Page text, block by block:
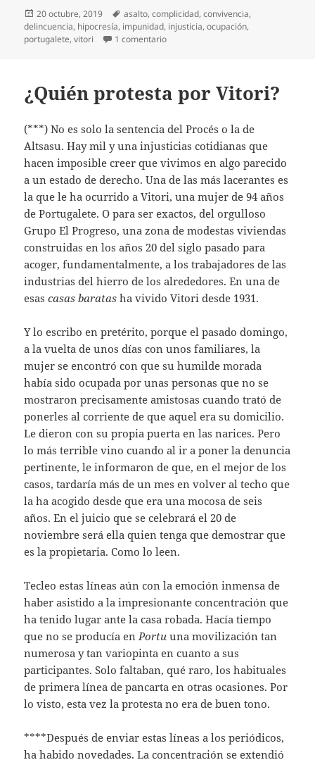
Publicado
el
20 octubre, 2019 Etiquetas
asalto,complicidad,convivencia,
delincuencia, hipocresía, impunidad, injusticia,ocupación,
portugalete,vitori 1 comentarioen Final no tan feliz
¿Quién protesta por Vitori?
(***) No es solo la sentencia del Procés o la de
Altsasu. Hay mil y una injusticias cotidianas que
hacen imposible creer que vivimos en algo parecido
a un estado de derecho. Una de las más lacerantes es
la que le ha ocurrido a Vitori, una mujer de 94 años
de Portugalete. O para ser exactos, del orgulloso
Grupo El Progreso, una zona de modestas viviendas
construidas en los años 20 del siglo pasado para
acoger, fundamentalmente, a los trabajadores de las
industrias del hierro de los alrededores. En una de
esascasas baratas ha vivido Vitori desde 1931.
Y lo escribo en pretérito, porque el pasado domingo,
a la vuelta de unos días con unos familiares, la
mujer se encontró con que su humilde morada
había sido ocupada por unas personas que no se
mostraron precisamente amistosas cuando trató de
ponerles al corriente de que aquel era su domicilio.
Le dieron con su propia puerta en las narices. Pero
lo más terrible vino cuando al ir a poner la denuncia
pertinente, le informaron de que, en el mejor de los
casos, tardaría más de un mes en volver al techo que
la ha acogido desde que era una mocosa de seis
años. En el juicio que se celebrará el 20 de
noviembre será ella quien tenga que demostrar que
es la propietaria. Como lo leen.
Tecleo estas líneas aún con la emoción inmensa de
haber asistido a la impresionante concentración que
ha tenido lugar ante la casa robada. Hacía tiempo
que no se producía en Portu una movilización tan
numerosa y tan variopinta en cuanto a sus
participantes. Solo faltaban, qué raro, los habituales
de primera línea de pancarta en otras ocasiones. Por
lo visto, esta vez la protesta no era de buen tono.
****Después de enviar estas líneas a los periódicos,
ha habido novedades. La concentración se extendió